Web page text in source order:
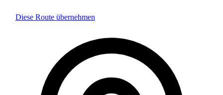
Diese Route übernehmen